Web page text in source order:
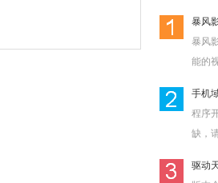
暴风
暴风
能的
手机
程序
缺，
驱动